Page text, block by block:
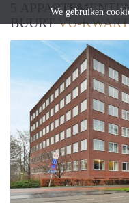
5
BUURTVU-
We gebruiken